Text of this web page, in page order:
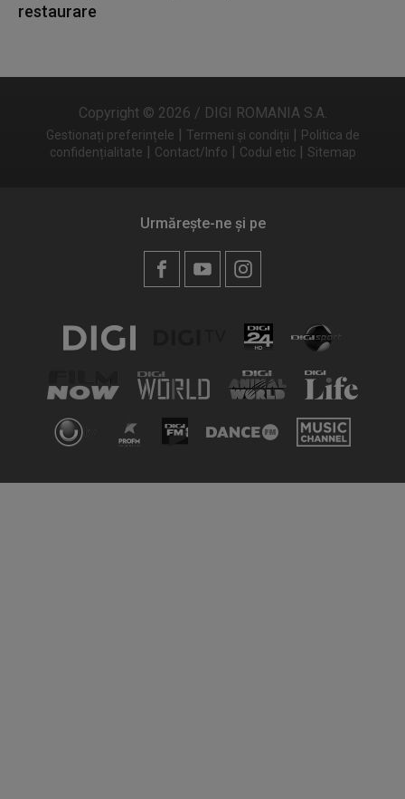
restaurare
Copyright © 2026 / DIGI ROMANIA S.A.
Gestionați preferințele | Termeni și condiții | Politica de
confidențialitate | Contact/Info | Codul etic | Sitemap
Urmărește-ne și pe